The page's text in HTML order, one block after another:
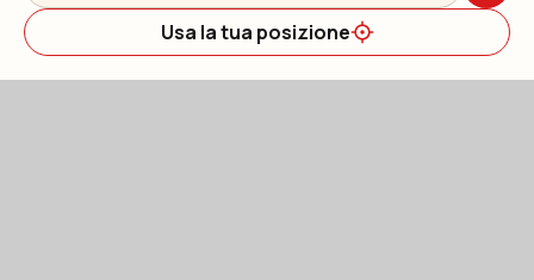
Usa la tua posizione